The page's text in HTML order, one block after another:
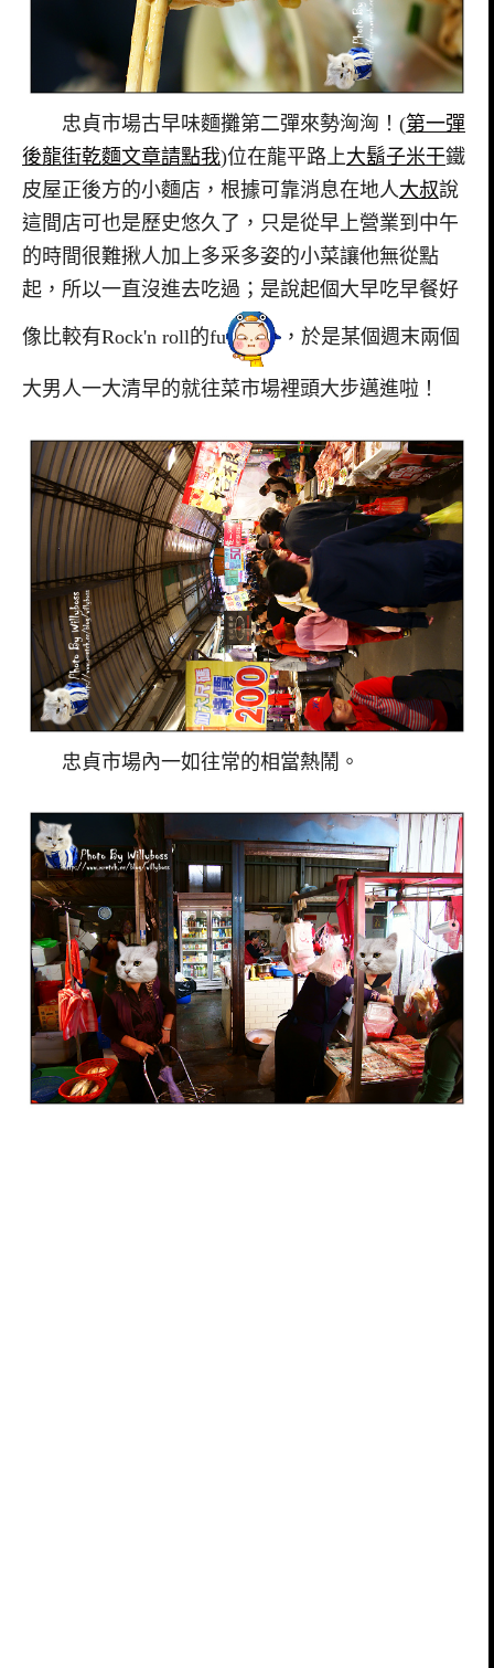
忠貞市場古早味麵攤第二彈來勢洶洶！(第一彈
後龍街乾麵文章請點我)位在龍平路上大鬍子米干鐵
皮屋正後方的小麵店，根據可靠消息在地人大叔說
這間店可也是歷史悠久了，只是從早上營業到中午
的時間很難揪人加上多采多姿的小菜讓他無從點
起，所以一直沒進去吃過；是說起個大早吃早餐好
像比較有Rock'n roll的fu ，於是某個週末兩個
大男人一大清早的就往菜市場裡頭大步邁進啦！
忠貞市場內一如往常的相當熱鬧。